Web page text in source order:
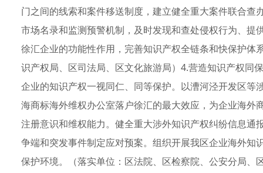
门之间的线索和案件移送制度，建立健全重大案件联合
市场名录和监测预警机制，及时发现和查处侵权行为、
徐汇企业的功能性作用，完善知识产权全链条和快保护
识产权局、区司法局、区文化旅游局）4.营造知识产权同
企业的知识产权一视同仁、同等保护。以漕河泾开发区
海商标海外维权办公室落户徐汇的最大效应，为企业海
注册意识和维权能力。健全重大涉外知识产权纠纷信息
争端和突发事件制定应对预案。组织开展我区企业海外
保护环境。（落实单位：区法院、区检察院、公安分局